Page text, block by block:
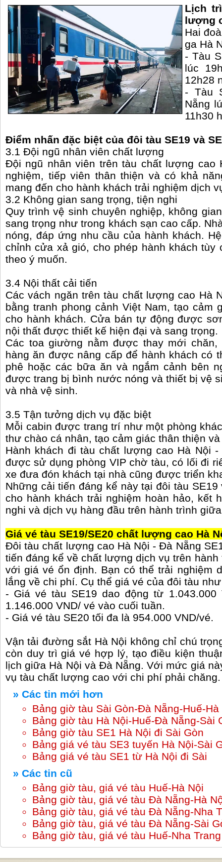
Lịch
lượng
Hai
ga Hà
- Tàu
lúc
12h28
- Tàu
Nẵng
11h30
Điểm nhấn đặc biệt của đôi tàu SE19 và
3.1 Đội ngũ nhân viên chất lượng
Đội ngũ nhân viên trên tàu chất lượng cao
nghiệm, tiếp viên thân thiện và có khả
mang đến cho hành khách trải nghiệm dịch
3.2 Không gian sang trọng, tiện nghi
Quy trình vệ sinh chuyên nghiệp, không
sang trọng như trong khách sạn cao cấp.
nóng, đáp ứng nhu cầu của hành khách.
chỉnh cửa xả gió, cho phép hành khách
theo ý muốn.
3.4 Nội thất cải tiến
Các vách ngăn trên tàu chất lượng cao Hà
bằng tranh phong cảnh Việt Nam, tạo cảm
cho hành khách. Cửa bán tự động được
nội thất được thiết kế hiện đại và sang trọng.
Các toa giường nằm được thay mới
hàng ăn được nâng cấp để hành khách có
phê hoặc các bữa ăn và ngắm cảnh bên
được trang bị bình nước nóng và thiết bị vệ
và nhà vệ sinh.
3.5 Tận tưởng dịch vụ đặc biệt
Mỗi cabin được trang trí như một phòng
thư chào cá nhân, tạo cảm giác thân thiện
Hành khách đi tàu chất lượng cao Hà Nội
được sử dụng phòng VIP chờ tàu, có lối đi
xe đưa đón khách tại nhà cũng được triển
Những cải tiến đáng kể này tại đôi tàu
cho hành khách trải nghiệm hoàn hảo, kết
nghi và dịch vụ hàng đầu trên hành trình
Giá vé tàu SE19/SE20 chất lượng cao Hà
Đôi tàu chất lượng cao Hà Nội - Đà Nẵng
tiến đáng kể về chất lượng dịch vụ trên
với giá vé ổn định. Bạn có thể trải nghiệm
lắng về chi phí. Cụ thể giá vé của đôi tàu
- Giá vé tàu SE19 dao động từ
1.146.000 VND/ vé vào cuối tuần.
- Giá vé tàu SE20 tối đa là 954.000 VND/vé.
Vận tải đường sắt Hà Nội không chỉ chú
còn duy trì giá vé hợp lý, tạo điều kiện
lịch giữa Hà Nội và Đà Nẵng. Với mức giá
vụ tàu chất lượng cao với chi phí phải chăng.
» Các tin mới hơn
Bảng giờ tàu Sài Gòn-Đà Nẵng-Huế-Hà
Bảng giờ tàu Hà Nội-Huế-Đà Nẵng-Sài
Bảng giờ tàu SE1 Hà Nội đi Sài Gòn
Bảng giá vé tàu SE3 tuyến Hà Nội-Sài
Bảng giá vé tàu SE1 từ Hà Nội đi Sài
» Các tin cũ
Bảng giờ tàu, giá vé tàu Huế-Hà Nội
Bảng giờ tàu, giá vé tàu Đà Nẵng-Hà
Bảng giờ tàu, giá vé tàu Đà Nẵng-Nha
Bảng giờ tàu, giá vé tàu Đà Nẵng-Sài
Bảng giờ tàu, giá vé tàu Huế-Nha Trang